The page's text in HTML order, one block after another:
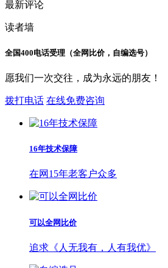
最新评论
读者墙
全国400电话受理（全网比价，自编选号）
愿我们一次交往，成为永远的朋友！
拨打电话 在线免费咨询
16年技术保障
在网15年老客户众多
可以全网比价
追求《人无我有，人有我优》